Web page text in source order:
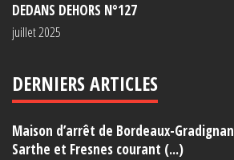
DEDANS DEHORS N°127
juillet 2025
DERNIERS ARTICLES
Maison d’arrêt de Bordeaux-
Sarthe et Fresnes courant (...)